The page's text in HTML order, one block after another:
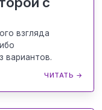
взгляда
вариантов.
ЧИТАТЬ →